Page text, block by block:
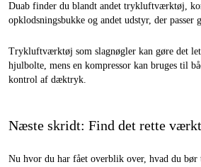
Duab finder du blandt andet trykluftværktøj,
opklodsningsbukke og andet udstyr, der passer
Trykluftværktøj som slagnøgler kan gøre det
hjulbolte, mens en kompressor kan bruges til
kontrol af dæktryk.
Næste skridt: Find det rette
Nu hvor du har fået overblik over, hvad du